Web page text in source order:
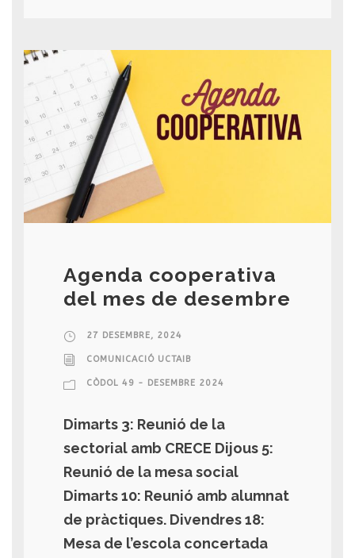
Agenda cooperativa
del mes de desembre
27 DESEMBRE, 2024
COMUNICACIÓ UCTAIB
CÒDOL 49 - DESEMBRE 2024
Dimarts 3: Reunió de la
sectorial amb CRECE Dijous 5:
Reunió de la mesa social
Dimarts 10: Reunió amb alumnat
de pràctiques. Divendres 18:
Mesa de l’escola concertada